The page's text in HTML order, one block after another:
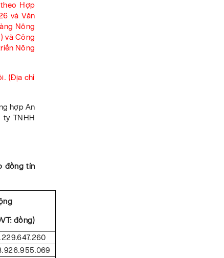
theo Hợp
vàVăn
Nông
và Công
Nông
(Địa chỉ
hợp An
ty TNHH
đồng tín
đồng)